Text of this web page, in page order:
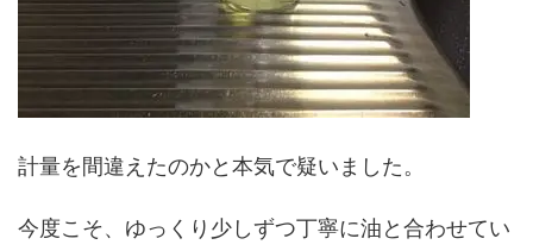
計量を間違えたのかと本気で疑いました。
今度こそ、ゆっくり少しずつ丁寧に油と合わせてい